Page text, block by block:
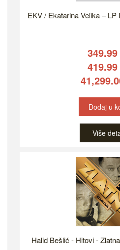
EKV / Ekatarina Velika –
349.99
419.99
Dodaj u
Više
Halid Bešlić - Hitovi -